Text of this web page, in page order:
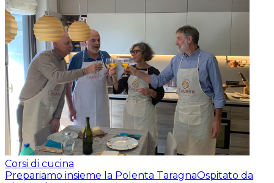
Corsi di cucina
Prepariamo insieme la Polenta TaragnaOspitato da